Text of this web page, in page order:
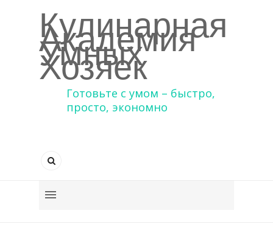
Кулинарная
Академия
Умных
Хозяек
Готовьте с умом – быстро,
просто, экономно